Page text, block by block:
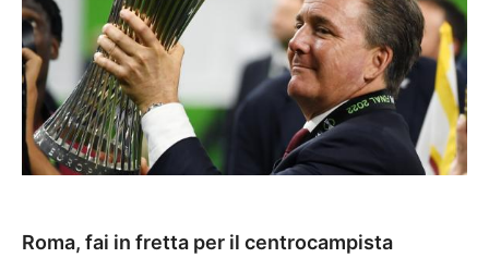
Roma, fai in fretta per il centrocampista